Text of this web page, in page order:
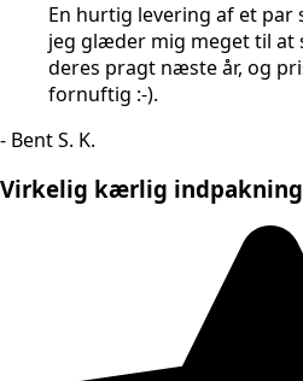
En hurtig levering af et par
jeg glæder mig meget til at
deres pragt næste år, og
fornuftig :-).
- Bent S. K.
Virkelig kærlig